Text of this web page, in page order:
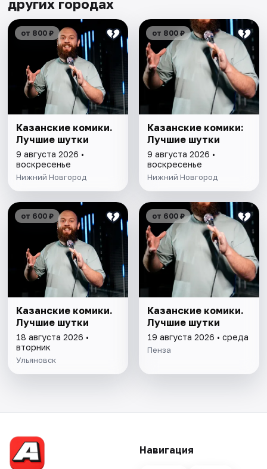
других городах
от 800 ₽
Казанские комики.
Лучшие шутки
9 августа 2026 •
воскресенье
Нижний Новгород
от 800 ₽
Казанские комики:
Лучшие шутки
9 августа 2026 •
воскресенье
Нижний Новгород
от 600 ₽
Казанские комики.
Лучшие шутки
18 августа 2026 •
вторник
Ульяновск
от 600 ₽
Казанские комики.
Лучшие шутки
19 августа 2026 • среда
Пенза
Навигация